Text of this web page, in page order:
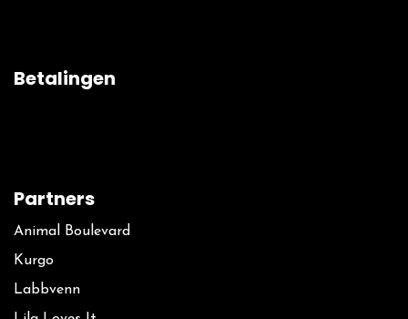
Betalingen
Partners
Animal Boulevard
Kurgo
La​bbvenn